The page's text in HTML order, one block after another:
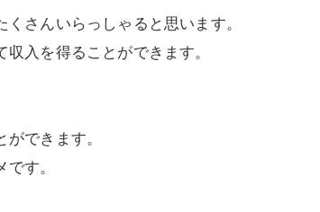
さんいらっしゃると思います。
入を得ることができます。
できます。
す。